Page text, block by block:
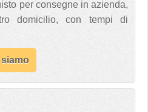
per consegne in azienda,
domicilio, con tempi di